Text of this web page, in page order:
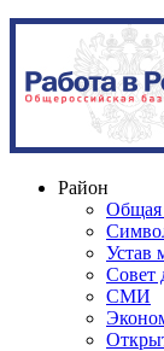
Район
Общая
Устав
Совет
СМИ